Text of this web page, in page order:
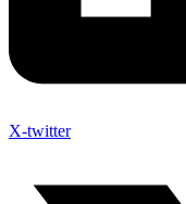
X-twitter